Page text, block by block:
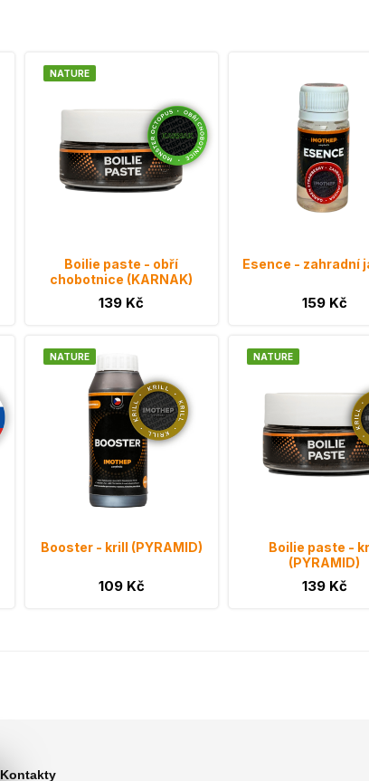
NATURE
Boilie paste - obří
chobotnice (KARNAK)
139 Kč
Esence - zahradní
159 Kč
NATURE
Booster - krill (PYRAMID)
109 Kč
NATURE
Boilie paste -
(PYRAMID)
139 Kč
Kontakty